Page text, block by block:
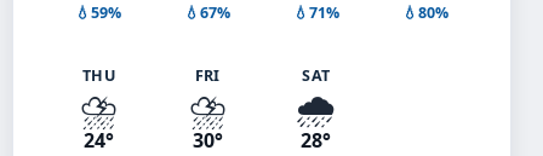
💧59% 💧67% 💧71% 💧80%
THU
⛈️
24°
FRI
⛈️
30°
SAT
🌧️
28°